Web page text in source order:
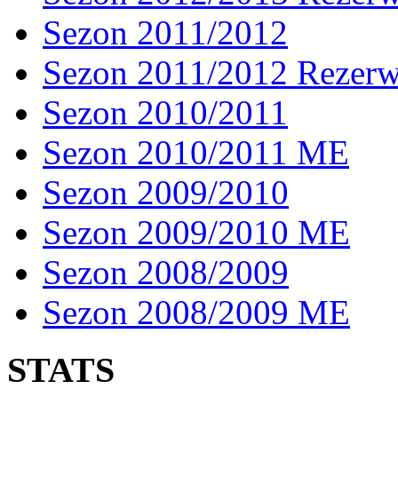
Sezon 2011/2012
Sezon 2011/2012
Sezon 2010/2011
Sezon 2010/2011 ME
Sezon 2009/2010
Sezon 2009/2010 ME
Sezon 2008/2009
Sezon 2008/2009 ME
STATS